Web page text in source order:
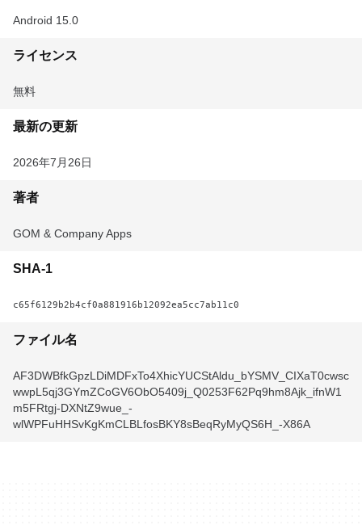
Android 15.0
ライセンス
無料
最新の更新
2026年7月26日
著者
GOM & Company Apps
SHA-1
c65f6129b2b4cf0a881916b12092ea5cc7ab11c0
ファイル名
AF3DWBfkGpzLDiMDFxTo4XhicYUCStAldu_bYSMV_CIXaT0cwsc
wwpL5qj3GYmZCoGV6ObO5409j_Q0253F62Pq9hm8Ajk_ifnW1
m5FRtgj-DXNtZ9wue_-
wlWPFuHHSvKgKmCLBLfosBKY8sBeqRyMyQS6H_-X86A